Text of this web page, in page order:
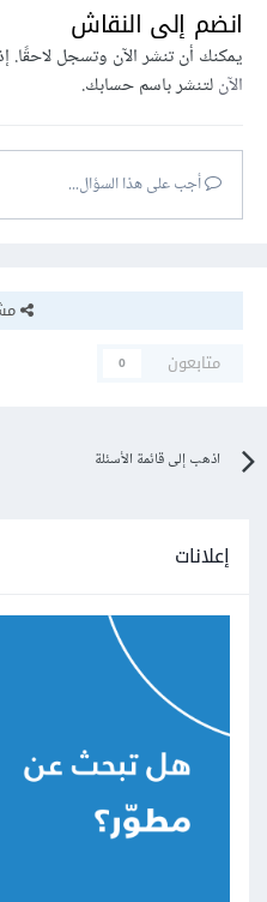
انضم إلى النقاش
يمكنك أن تنشر الآن وتسجل لاحقًا.
الآنلتنشر باسم حسابك.
أجب على هذا السؤال...
متابعون
0
اذهب إلى قائمة الأسئلة
إعلانات